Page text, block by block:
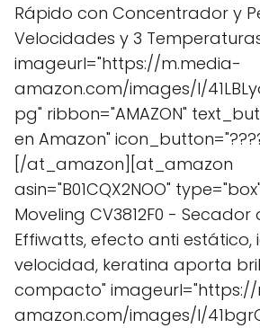
Rápido con Concentrador y
Velocidades y 3
imageurl="https://m.media-
amazon.com/images/I/
pg" ribbon="AMAZON"
en Amazon"
[/at_amazon][at_amazon
asin="B01CQX2NOO"
Moveling CV3812F0 - Secador
Effiwatts, efecto anti estático,
velocidad, keratina aporta
compacto"
amazon.com/images/I/